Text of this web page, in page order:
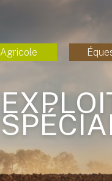
Agricole